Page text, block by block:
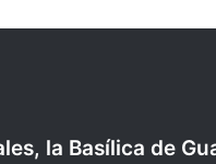
la Basílica de